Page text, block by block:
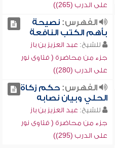
على الدرب (265))
الفهرس:نصيحة
بأهم الكتب النافعة
للشيخ: عبد العزيز بن باز
جزء من محاضرة ( فتاوى نور
على الدرب (280))
الفهرس:حكم زكاة
الحلي وبيان نصابه
للشيخ: عبد العزيز بن باز
جزء من محاضرة ( فتاوى نور
على الدرب (295))